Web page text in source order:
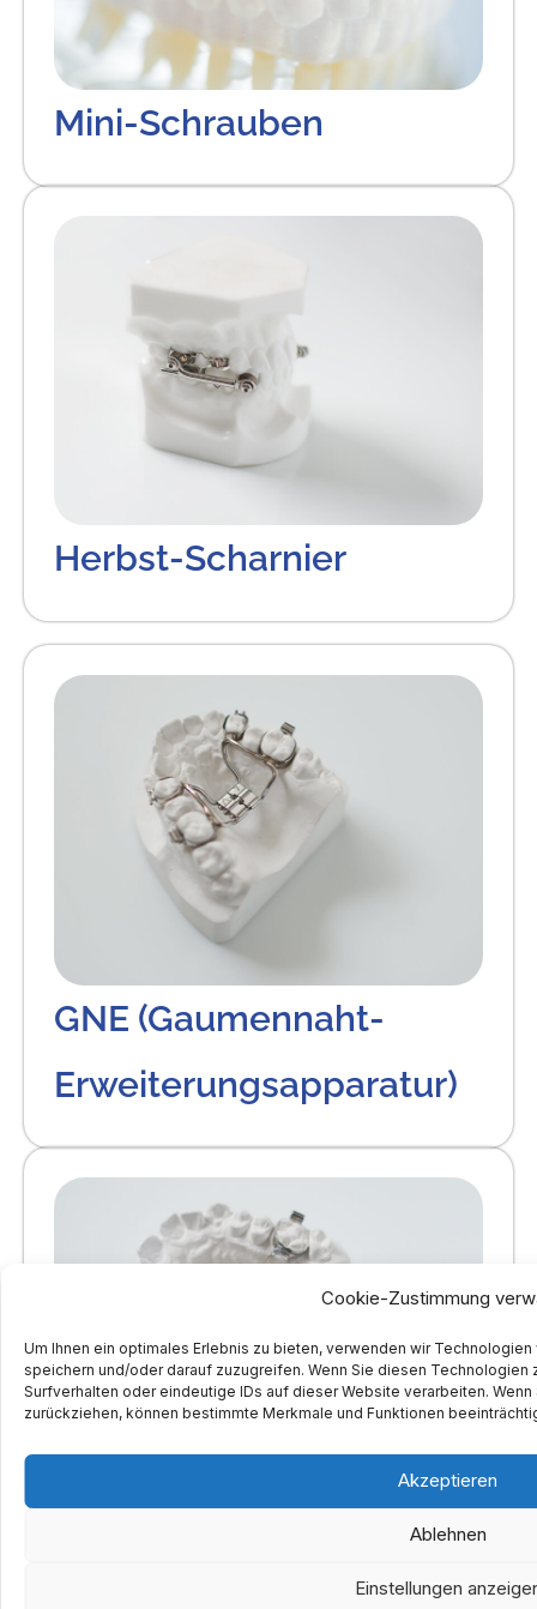
Cookie-Zustimmung
Um Ihnen ein optimales Erlebnis zu bieten, verwenden wir
speichern und/oder darauf zuzugreifen. Wenn Sie diesen Technologien
Surfverhalten oder eindeutige IDs auf dieser Website verarbeiten.
zurückziehen, können bestimmte Merkmale und Funktionen
Akzeptieren
Ablehnen
Einstellungen
Mini-Schrauben
Herbst-Scharnier
GNE (Gaumennaht-
Erweiterungsapparatur)
TPA-
Transpalatinalbogen